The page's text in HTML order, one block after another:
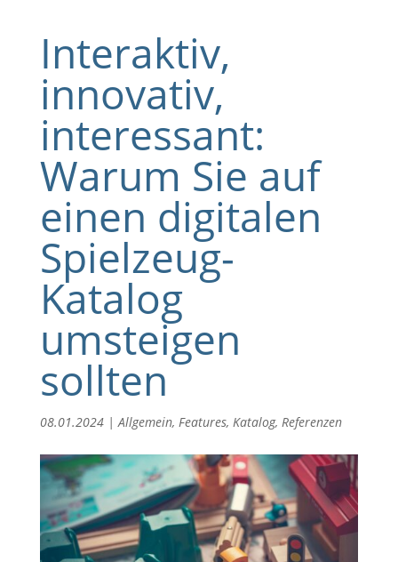
Interaktiv,
innovativ,
interessant:
Warum Sie auf
einen digitalen
Spielzeug-
Katalog
umsteigen
sollten
08.01.2024|Allgemein, Features, Katalog, Referenzen